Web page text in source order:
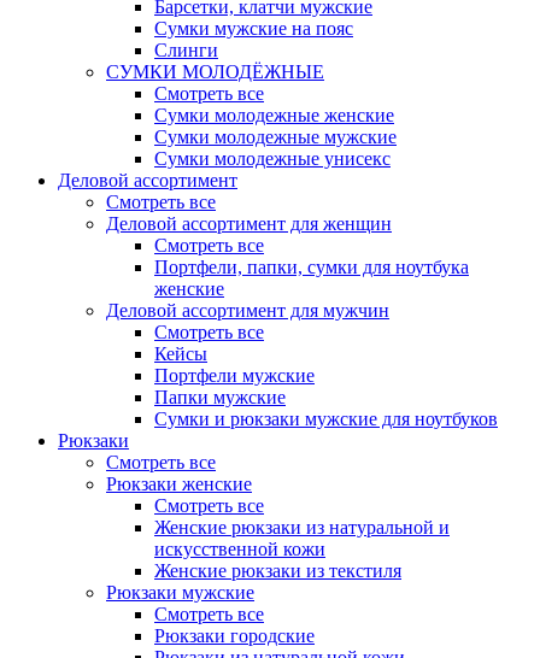
Барсетки, клатчи мужские
Сумки мужские на пояс
Слинги
СУМКИ МОЛОДЁЖНЫЕ
Смотреть все
Сумки молодежные женские
Сумки молодежные мужские
Сумки молодежные унисекс
Деловой ассортимент
Смотреть все
Деловой ассортимент для женщин
Смотреть все
Портфели, папки, сумки для ноутбука
женские
Деловой ассортимент для мужчин
Смотреть все
Кейсы
Портфели мужские
Папки мужские
Сумки и рюкзаки мужские для ноутбуков
Рюкзаки
Смотреть все
Рюкзаки женские
Смотреть все
Женские рюкзаки из натуральной и
искусственной кожи
Женские рюкзаки из текстиля
Рюкзаки мужские
Смотреть все
Рюкзаки городские